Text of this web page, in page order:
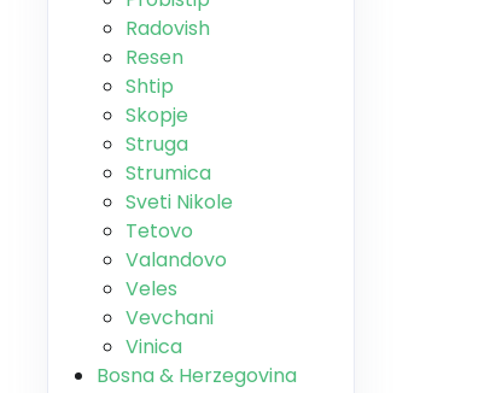
Radovish
Resen
Shtip
Skopje
Struga
Strumica
Sveti Nikole
Tetovo
Valandovo
Veles
Vevchani
Vinica
Bosna & Herzegovina